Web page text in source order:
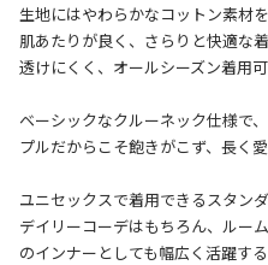
生地にはやわらかなコットン素材を
肌あたりが良く、さらりと快適な
透けにくく、オールシーズン着用可
ベーシックなクルーネック仕様で
プルだからこそ飽きがこず、長く
ユニセックスで着用できるスタン
デイリーコーデはもちろん、ルー
のインナーとしても幅広く活躍す